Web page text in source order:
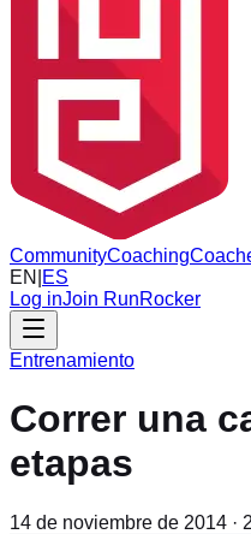
CommunityCoaching
EN ES
Log inJoin RunRocker
Entrenamiento
Correr una
etapas
14 de noviembre de 2014 · 2